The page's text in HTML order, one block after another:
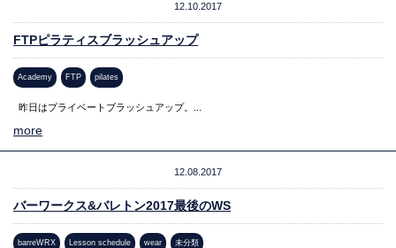
12.10.2017
FTPピラティスブラッシュアップ
Academy FTP pilates
昨日はプライベートブラッシュアップ。...
more
12.08.2017
バーワークス&バレトン2017最後のWS
barreWRX Lesson schedule wear 未分類